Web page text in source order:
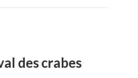
des crabes